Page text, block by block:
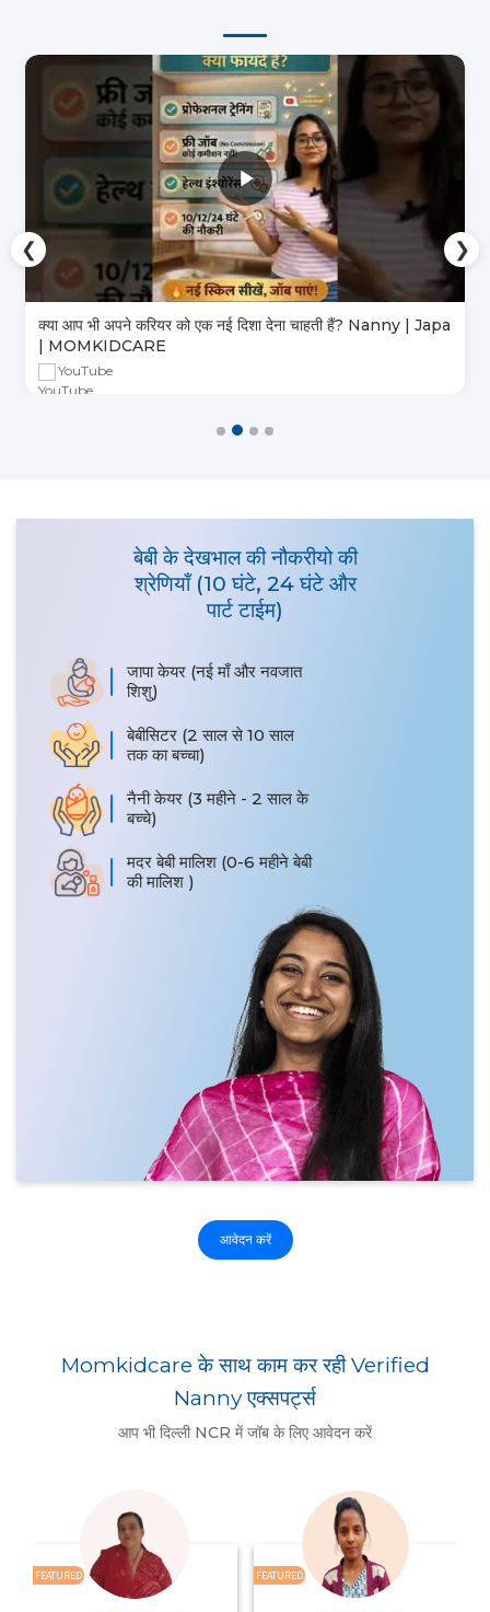
क्या आप भी अपने करियर को एक नई दिशा देना चाहती हैं? Nanny | Japa
| MOMKIDCARE
YouTube
❮ ❯
बेबी के देखभाल की नौकरीयो की
श्रेणियाँ (10 घंटे, 24 घंटे और
पार्ट टाईम)
जापा केयर (नई माँ और नवजात
शिशु)
बेबीसिटर (2 साल से 10 साल
तक का बच्चा)
नैनी केयर (3 महीने - 2 साल के
बच्चे)
मदर बेबी मालिश (0-6 महीने बेबी
की मालिश )
आवेदन करें
Momkidcare के साथ काम कर रही Verified
Nanny एक्सपर्ट्स
आप भी दिल्ली NCR में जॉब के लिए आवेदन करें
FEATURED FEATURED